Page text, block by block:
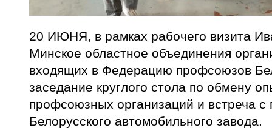
20 ИЮНЯ, в рамках рабочего визита
Минское областное объединения
входящих в Федерацию профсоюзов
заседание круглого стола по обмену
профсоюзных организаций и встреча
Белорусского автомобильного завода.